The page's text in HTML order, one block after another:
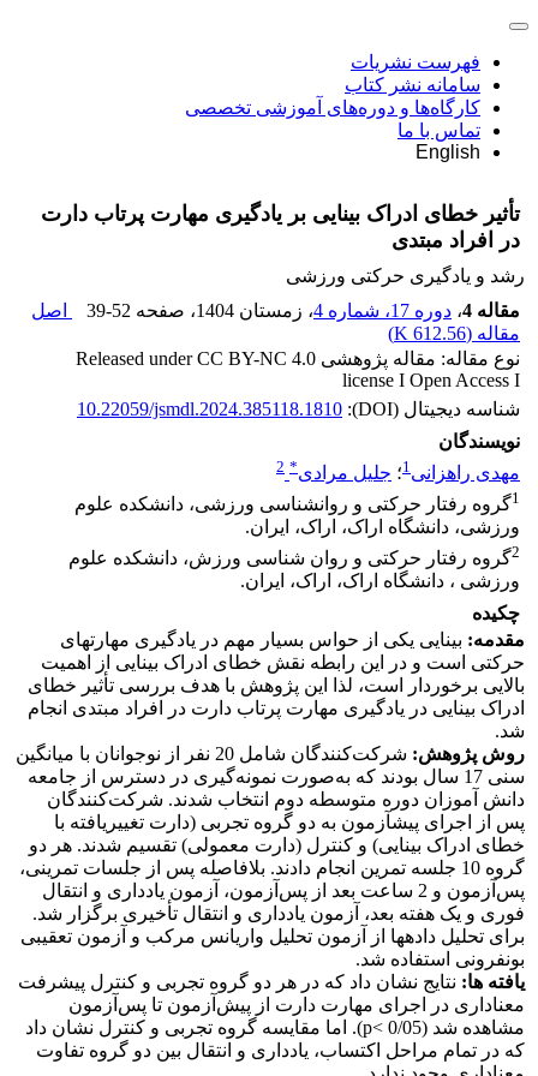
فهرست نشریات
سامانه نشر کتاب
کارگاه‌ها و دوره‌های آموزشی تخصصی
تماس با ما
English
تأثیر خطای ادراک بینایی بر یادگیری مهارت پرتاب دارت
در افراد مبتدی
رشد و یادگیری حرکتی ورزشی
مقاله 4
، دوره 17، شماره 4 ، زمستان 1404 ، صفحه 39-52
اصل
مقاله (612.56 K
)
نوع مقاله: مقاله پژوهشی Released under CC BY-NC 4.0
license I Open Access I
شناسه دیجیتال (DOI):
10.22059/jsmdl.2024.385118.1810
نویسندگان
مهدی راهزانی1؛ جلیل مرادی*
2
1گروه رفتار حرکتی و روانشناسی ورزشی، دانشکده علوم
ورزشی، دانشگاه اراک، اراک، ایران.
2گروه رفتار حرکتی و روان شناسی ورزش، دانشکده علوم
ورزشی ، دانشگاه اراک، اراک، ایران.
چکیده
مقدمه: بینایی یکی از حواس بسیار مهم در یادگیری مهارت­های
حرکتی است و در این رابطه نقش خطای ادراک بینایی از اهمیت
بالایی برخوردار است، لذا این پژوهش با هدف بررسی تأثیر خطای
ادراک بینایی در یادگیری مهارت پرتاب دارت در افراد مبتدی انجام
شد.
روش پژوهش:
شرکت‌کنندگان شامل 20 نفر از نوجوانان با میانگین
سنی 17 سال بودند که به‌صورت نمونه‌گیری در دسترس از جامعه
دانش آموزان دوره متوسطه دوم انتخاب شدند. شرکت‌کنندگان
پس از اجرای پیش­آزمون به دو گروه تجربی (دارت تغییریافته با
خطای ادراک بینایی) و کنترل (دارت معمولی) تقسیم شدند. هر دو
گروه 10 جلسه تمرین انجام دادند. بلافاصله پس از جلسات تمرینی،
پس‌آزمون و 2 ساعت بعد از پس‌آزمون، آزمون یادداری و انتقال
فوری و یک هفته بعد، آزمون یادداری و انتقال تأخیری برگزار شد.
برای تحلیل داده­ها از آزمون تحلیل واریانس مرکب و آزمون تعقیبی
بونفرونی استفاده شد.
یافته ­ها: نتایج نشان داد که در هر دو گروه تجربی و کنترل پیشرفت
معناداری در اجرای مهارت دارت از پیش‌آزمون تا پس‌آزمون
مشاهده شد (0/05 >p). اما مقایسه گروه تجربی و کنترل نشان داد
که در تمام مراحل اکتساب، یادداری و انتقال بین دو گروه تفاوت